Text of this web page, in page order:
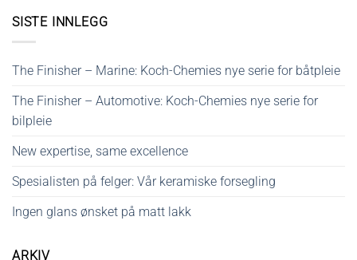
SISTE INNLEGG
The Finisher – Marine: Koch-Chemies nye serie for båtpleie
The Finisher – Automotive: Koch-Chemies nye serie for
bilpleie
New expertise, same excellence
Spesialisten på felger: Vår keramiske forsegling
Ingen glans ønsket på matt lakk
ARKIV